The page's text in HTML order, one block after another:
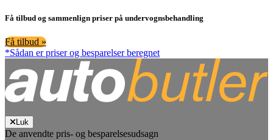
Få tilbud og sammenlign priser på undervognsbehandling
Få tilbud »
*Sådan er priser og besparelser beregnet
Luk
De anvendte pris- og besparelsesudsagn